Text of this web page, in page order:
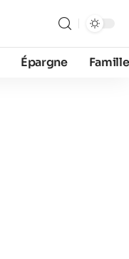
Épargne Famille